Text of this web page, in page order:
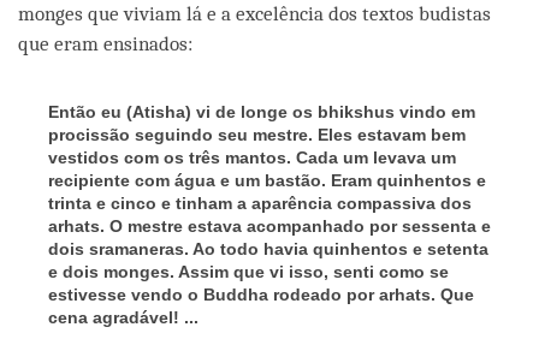
monges que viviam lá e a excelência dos textos budistas
que eram ensinados:
Então eu (Atisha) vi de longe os bhikshus vindo em
procissão seguindo seu mestre. Eles estavam bem
vestidos com os três mantos. Cada um levava um
recipiente com água e um bastão. Eram quinhentos e
trinta e cinco e tinham a aparência compassiva dos
arhats. O mestre estava acompanhado por sessenta e
dois sramaneras. Ao todo havia quinhentos e setenta
e dois monges. Assim que vi isso, senti como se
estivesse vendo o Buddha rodeado por arhats. Que
cena agradável! ...